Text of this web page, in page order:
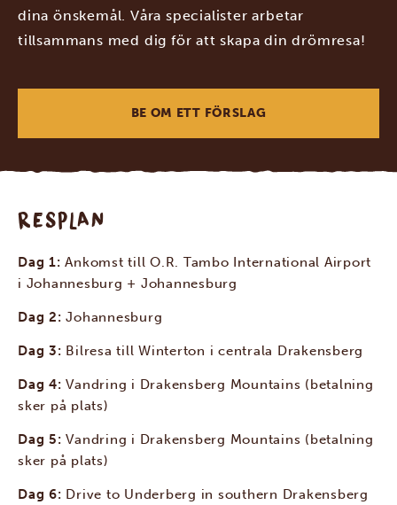
dina önskemål. Våra specialister arbetar
tillsammans med dig för att skapa din drömresa!
BE OM ETT FÖRSLAG
RESPLAN
Dag 1:Ankomst till O.R. Tambo International Airport
i Johannesburg + Johannesburg
Dag 2:Johannesburg
Dag 3: Bilresa till Winterton i centrala Drakensberg
Dag 4:Vandring i Drakensberg Mountains (betalning
sker på plats)
Dag 5:Vandring i Drakensberg Mountains (betalning
sker på plats)
Dag 6: Drive to Underberg in southern Drakensberg